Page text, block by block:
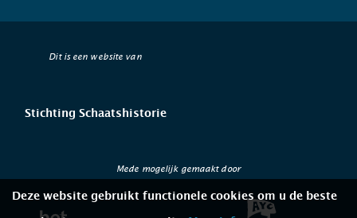
Dit is een website van
Stichting Schaatshistorie
Mede mogelijk gemaakt door
Deze website gebruikt functionele cookies om u de beste